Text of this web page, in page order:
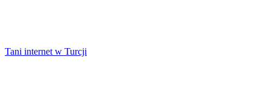
Tani internet w Turcji